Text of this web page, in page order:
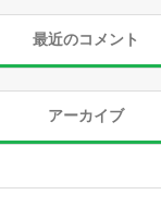
最近のコメント
アーカイブ